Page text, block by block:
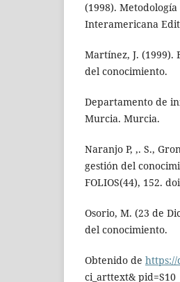
(1998).
Interamericana
Martínez, J. (1999).
del conocimiento.
Departamento de
Murcia. Murcia.
Naranjo P, ,. S.,
gestión del
FOLIOS(44), 152.
Osorio, M. (23 de
del conocimiento.
Obtenido de https://
ci_arttext& pid=S10